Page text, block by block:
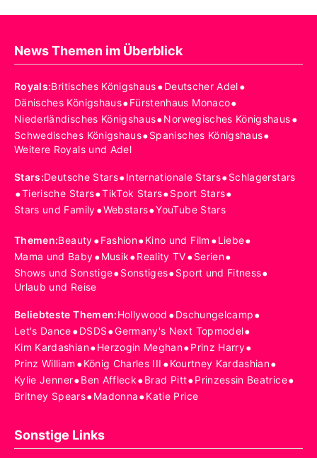
News Themen im Überblick
Royals:Britisches Königshaus•Deutscher Adel•
Dänisches Königshaus•Fürstenhaus Monaco•
Niederländisches Königshaus•Norwegisches Königshaus•
Schwedisches Königshaus•Spanisches Königshaus•
Weitere Royals und Adel
Stars:Deutsche Stars•Internationale Stars•Schlagerstars
•Tierische Stars•TikTok Stars•Sport Stars•
Stars und Family•Webstars•YouTube Stars
Themen:Beauty•Fashion•Kino und Film •Liebe•
Mama und Baby•Musik•Reality TV•Serien•
Shows und Sonstige•Sonstiges•Sport und Fitness•
Urlaub und Reise
Beliebteste Themen:Hollywood •Dschungelcamp•
Let's Dance•DSDS•Germany's Next Topmodel•
Kim Kardashian•Herzogin Meghan•Prinz Harry•
Prinz William •König Charles III •Kourtney Kardashian•
Kylie Jenner•Ben Affleck•Brad Pitt•Prinzessin Beatrice•
Britney Spears•Madonna•Katie Price
Sonstige Links